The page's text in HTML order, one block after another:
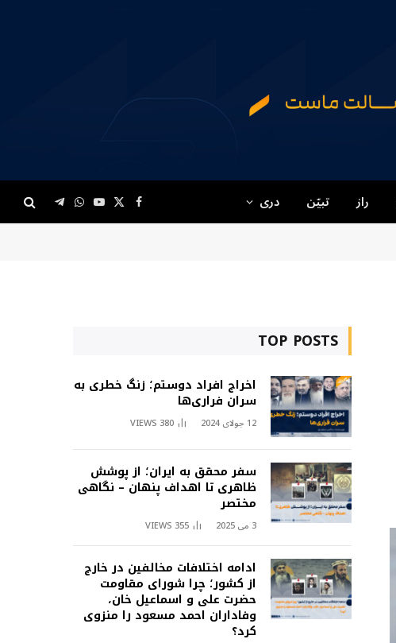
راز تبیّن دری Facebook
X
(Twitter)
YouTube
WhatsApp
Telegram
TOP POSTS
اخراج افراد دوستم؛ زنگ خطری به
سران فراری‌ها
12 جولای 2024 380
VIEWS
سفر محقق به ایران؛ از پوشش
ظاهری تا اهداف پنهان – نگاهی
مختصر
3 می 2025 355
VIEWS
ادامه اختلافات مخالفین در خارج
از کشور؛ چرا شورای مقاومت
حضرت علی و اسماعیل خان،
وفاداران احمد مسعود را منزوی
کرد؟